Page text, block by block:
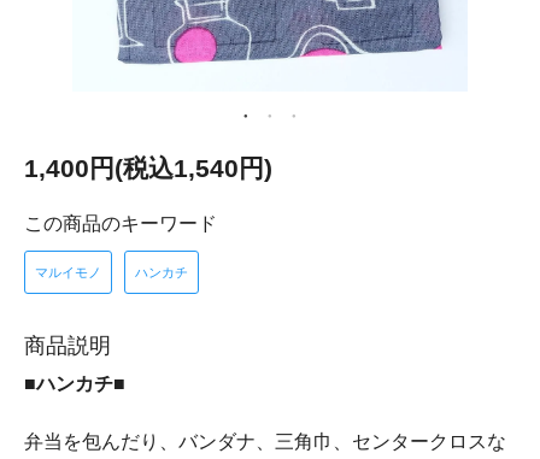
1,400円(税込1,540円)
この商品のキーワード
マルイモノ ハンカチ
商品説明
■ハンカチ■
弁当を包んだり、バンダナ、三角巾、センタークロスな